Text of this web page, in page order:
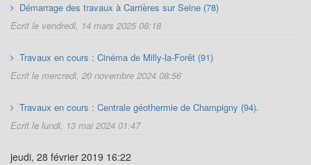
Démarrage des travaux à Carrières sur Seine (78)
Ecrit le vendredi, 14 mars 2025 08:18
Travaux en cours : Cinéma de Milly-la-Forêt (91)
Ecrit le mercredi, 20 novembre 2024 08:56
Travaux en cours : Centrale géothermie de Champigny (94).
Ecrit le lundi, 13 mai 2024 01:47
jeudi, 28 février 2019 16:22